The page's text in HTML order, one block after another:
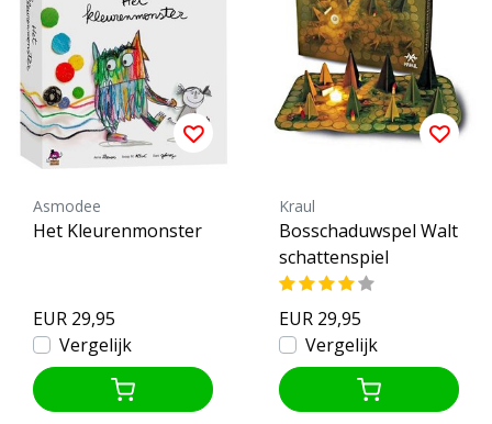
Asmodee
Het Kleurenmonster
EUR 29,95
Vergelijk
Kraul
Bosschaduwspel Walt
schattenspiel
EUR 29,95
Vergelijk